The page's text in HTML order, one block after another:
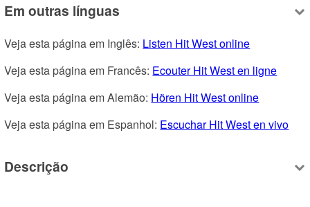
Em outras línguas
Veja esta página em Inglês: Listen Hit West online
Veja esta página em Francês: Ecouter Hit West en ligne
Veja esta página em Alemão: Hören Hit West online
Veja esta página em Espanhol: Escuchar Hit West en vivo
Descrição